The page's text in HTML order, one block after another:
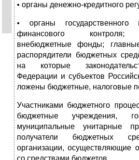
• органы денежно-кредитного
• органы государственного
финансового контроля;
внебюджетные фонды;
распорядители бюджетных
на которые
Федерации и субъектов
ложены бюджетные, налоговые
Участниками бюджетного
бюджет­ные учреждения,
муниципальные унитарные
получатели бюджетных
организации, осуществляющие